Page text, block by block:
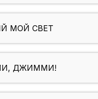
МОЙ СВЕТ
ДЖИММИ!